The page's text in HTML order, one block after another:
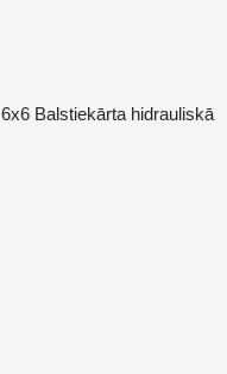
6x6 Balstiekārta hidrauliskā